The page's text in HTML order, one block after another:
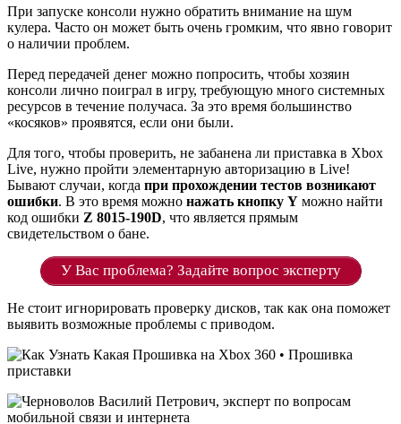
При запуске консоли нужно обратить внимание на шум
кулера. Часто он может быть очень громким, что явно говорит
о наличии проблем.
Перед передачей денег можно попросить, чтобы хозяин
консоли лично поиграл в игру, требующую много системных
ресурсов в течение получаса. За это время большинство
«косяков» проявятся, если они были.
Для того, чтобы проверить, не забанена ли приставка в Xbox
Live, нужно пройти элементарную авторизацию в Live!
Бывают случаи, когда при прохождении тестов возникают
ошибки. В это время можно нажать кнопку Y можно найти
код ошибки Z 8015-190D, что является прямым
свидетельством о бане.
У Вас проблема? Задайте вопрос эксперту
Не стоит игнорировать проверку дисков, так как она поможет
выявить возможные проблемы с приводом.